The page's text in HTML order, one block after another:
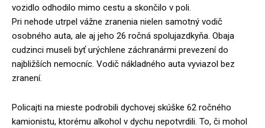
vozidlo odhodilo mimo cestu a skončilo v poli.
Pri nehode utrpel vážne zranenia nielen samotný vodič
osobného auta, ale aj jeho 26 ročná spolujazdkyňa. Obaja
cudzinci museli byť urýchlene záchranármi prevezení do
najbližších nemocníc. Vodič nákladného auta vyviazol bez
zranení.
Policajti na mieste podrobili dychovej skúške 62 ročného
kamionistu, ktorému alkohol v dychu nepotvrdili. To, či mohol